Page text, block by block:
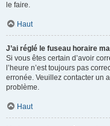
le faire.
Haut
J’ai réglé le fuseau horaire
Si vous êtes certain d’avoir
l’heure n’est toujours pas
erronée. Veuillez contacter un
problème.
Haut